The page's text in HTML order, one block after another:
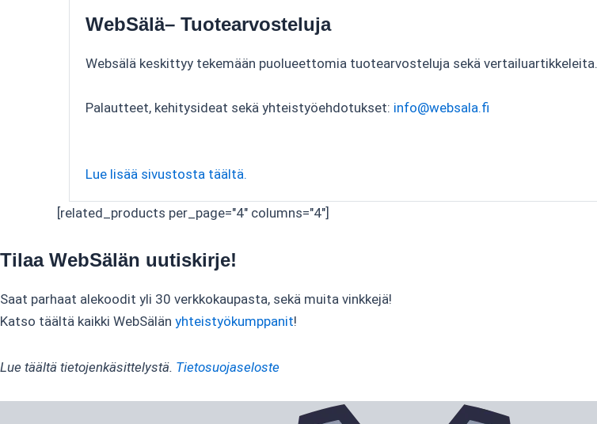
WebSälä– Tuotearvosteluja
Websälä keskittyy tekemään puolueettomia tuotearvosteluja sekä vertailuartikkeleita.
Palautteet, kehitysideat sekä yhteistyöehdotukset: info@websala.fi
Lue lisää sivustosta täältä.
[related_products per_page="4" columns="4"]
Tilaa WebSälän uutiskirje!
Saat parhaat alekoodit yli 30 verkkokaupasta, sekä muita vinkkejä!
Katso täältä kaikki WebSälän yhteistyökumppanit!
Lue täältä tietojenkäsittelystä. Tietosuojaseloste